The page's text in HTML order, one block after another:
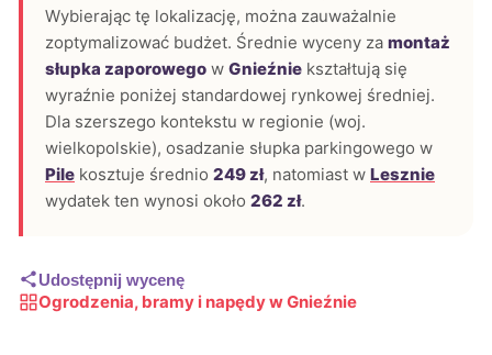
Wybierając tę lokalizację, można zauważalnie
zoptymalizować budżet. Średnie wyceny za montaż
słupka zaporowego w Gnieźnie kształtują się
wyraźnie poniżej standardowej rynkowej średniej.
Dla szerszego kontekstu w regionie (woj.
wielkopolskie), osadzanie słupka parkingowego w
Pile kosztuje średnio 249 zł, natomiast w Lesznie
wydatek ten wynosi około 262 zł.
Udostępnij wycenę
Ogrodzenia, bramy i napędy w Gnieźnie